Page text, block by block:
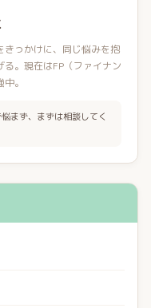
きっかけに、同じ悩みを抱
。現在はFP（ファイナン
。
まず、まずは相談してく